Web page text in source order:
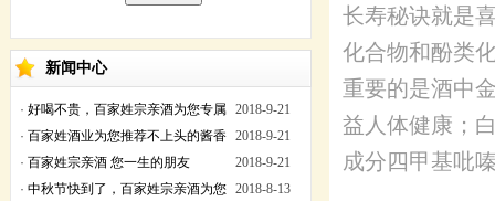
新闻中心
2018-9-21
· 好喝不贵，百家姓宗亲酒为您专属
定制
2018-9-21
· 百家姓酒业为您推荐不上头的酱香
型白酒
2018-9-21
· 百家姓宗亲酒 您一生的朋友
2018-8-13
· 中秋节快到了，百家姓宗亲酒为您
长寿秘诀就是
化合物和酚类
重要的是酒中
益人体健康；
成分四甲基吡